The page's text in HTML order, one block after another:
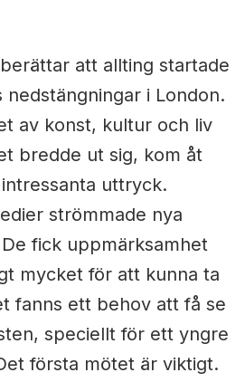
berättar att allting startade
nedstängningar i London.
av konst, kultur och liv
bredde ut sig, kom åt
uttryck.
strömmade nya
fick uppmärksamhet
mycket för att kunna ta
fanns ett behov att få se
speciellt för ett yngre
första mötet är viktigt.